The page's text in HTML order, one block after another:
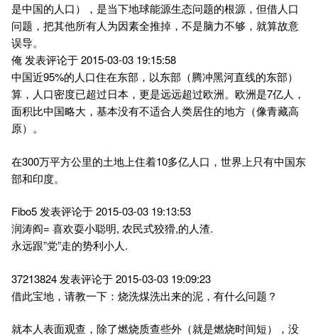
是中国的人口），是当下地球能源生态问题的根源，但借人口
问题，把其他所有人为因素全推掉，不是脑力不够，就算故意
误导。
俺 发表评论于 2015-03-03 19:15:58
中国近95%的人口住在东部，以东部（腾冲黑河直线的东部）
算，人口密度已超过日本，更是远远超过欧洲。欧洲是7亿人，
面积比中国略大，基本没有不适合人类居住的地方（像青藏高
原）。
在300万平方公里的土地上住着10多亿人口，世界上只有中国东
部和印度。
Fibo5 发表评论于 2015-03-03 19:13:53
润涛阎= 喜欢耍小聪明, 农民式狡猾,的人渣.
永远跟”党”走的势利小人.
37213824 发表评论于 2015-03-03 19:09:23
借此宝地，请教一下：烧洗煤洗出来的泥，有什么问题？
就本人表面观查，除了燃烧质查些外（就是燃烧时间短），没